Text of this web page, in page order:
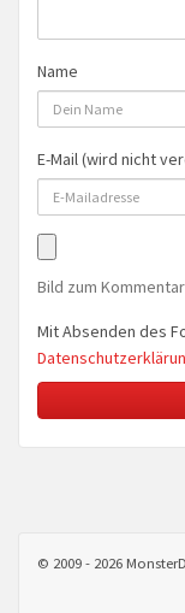
Name
E-Mail (wird nicht
Bild zum
Mit Absenden des
© 2009 - 2026